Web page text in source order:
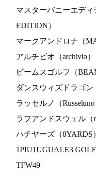
マスターバニーエデ
EDITION）
マークアンドロナ（
アルチビオ（archivio）
ビームスゴルフ（
ダンスウィズドラゴン
ラッセルノ（Russeluno
ラフアンドスウェル（
ハチヤーズ（8YARDS）
1PIU1UGUALE3 GOLF
TFW49